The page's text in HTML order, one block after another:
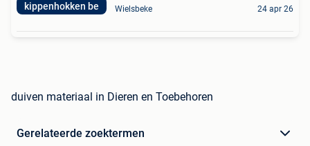
kippenhokken be Wielsbeke 24 apr 26
duiven materiaal in Dieren en Toebehoren
Gerelateerde zoektermen